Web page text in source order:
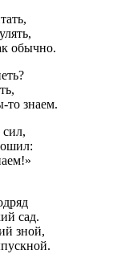
обычно.
знаем.
сад.
зной,